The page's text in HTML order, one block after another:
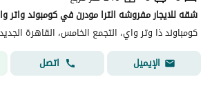
شقه للايجار مفروشه الترا مودرن في كومبوند واتر
كومباوند ذا وتر واي، التجمع الخامس، القاهرة
الإيميل
اتصل